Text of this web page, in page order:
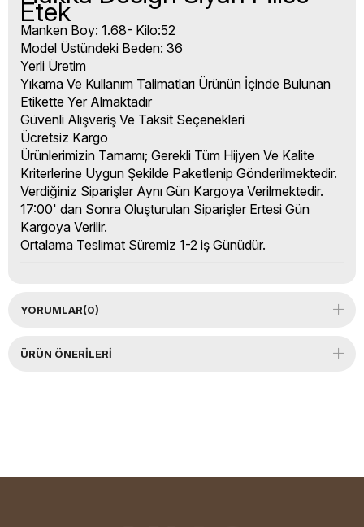
Etek
Manken Boy: 1.68- Kilo:52
Model Üstündeki Beden: 36
Yerli Üretim
Yıkama Ve Kullanım Talimatları Ürünün İçinde Bulunan
Etikette Yer Almaktadır
Güvenli Alışveriş Ve Taksit Seçenekleri
Ücretsiz Kargo
Ürünlerimizin Tamamı; Gerekli Tüm Hijyen Ve Kalite
Kriterlerine Uygun Şekilde Paketlenip Gönderilmektedir.
Verdiğiniz Siparişler Aynı Gün Kargoya Verilmektedir.
17:00' dan Sonra Oluşturulan Siparişler Ertesi Gün
Kargoya Verilir.
Ortalama Teslimat Süremiz 1-2 iş Günüdür.
YORUMLAR(0)
ÜRÜN ÖNERILERI